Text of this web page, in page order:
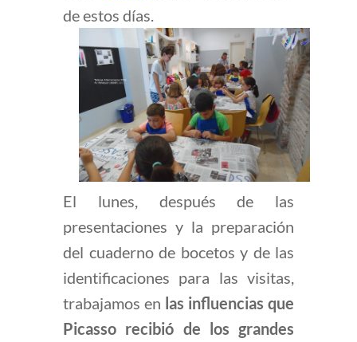
de estos días.
El lunes, después de las
presentaciones y la preparación
del cuaderno de bocetos y de las
identificaciones para las visitas,
trabajamos en las influencias que
Picasso recibió de los grandes